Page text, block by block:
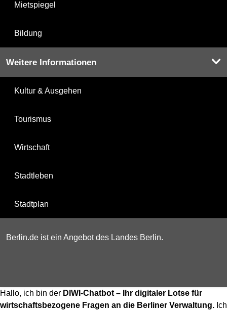
Mietspiegel
Bildung
Weitere Informationen
Kultur & Ausgehen
Tourismus
Wirtschaft
Stadtleben
Stadtplan
Berlin.de ist ein Angebot des Landes Berlin.
Hallo, ich bin der DIWI-Chatbot – Ihr digitaler Lotse für
wirtschaftsbezogene Fragen an die Berliner Verwaltung. Ich